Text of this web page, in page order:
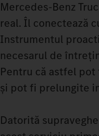
Mercedes‑Benz
real. Îl conectează
Instrumentul
necesarul de
Pentru că astfel
și pot fi prelungite
Datorită